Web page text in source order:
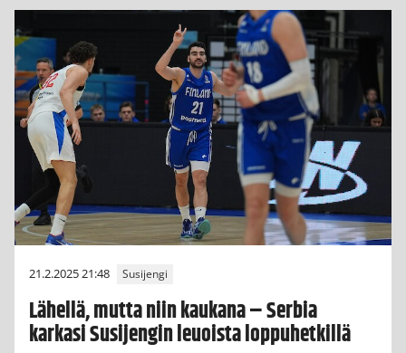
21.2.2025 21:48 Susijengi
Lähellä, mutta niin kaukana – Serbia
karkasi Susijengin leuoista loppuhetkillä